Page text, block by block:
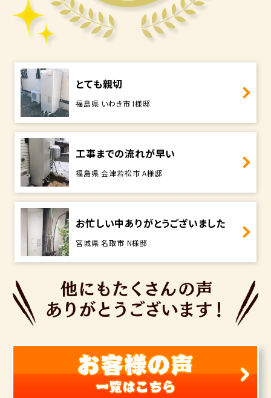
とても親切
福島県 いわき市 I様邸
工事までの流れが早い
福島県 会津若松市 A様邸
お忙しい中ありがとうございました
宮城県 名取市 N様邸